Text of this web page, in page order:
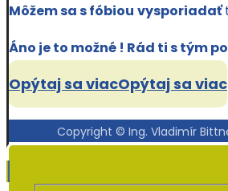
Môžem sa s fóbiou vysporiadať
Áno je to možné ! Rád ti s tým
Opýtaj sa viacOpýtaj sa viac
Copyright © Ing. Vladimír